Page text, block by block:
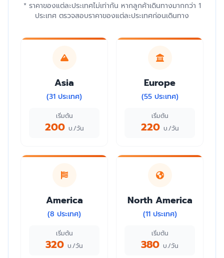
* ราคาของแต่ละประเทศไม่เท่ากัน หากลูกค้าเดินทางมากกว่า 1
ประเทศ ตรวจสอบราคาของแต่ละประเทศก่อนเดินทาง
Asia
(31 ประเทศ)
เริ่มต้น
200 บ./วัน
Europe
(55 ประเทศ)
เริ่มต้น
220 บ./วัน
America
(8 ประเทศ)
เริ่มต้น
320 บ./วัน
North America
(11 ประเทศ)
เริ่มต้น
380 บ./วัน